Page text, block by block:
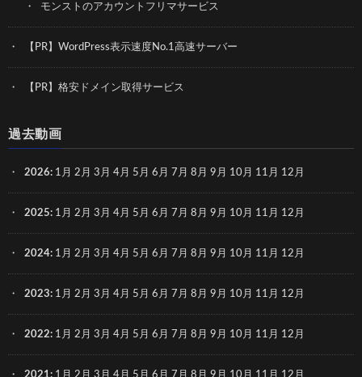
モンストのアカウントフリマサービス
【PR】WordPress表示速度No.1高速サーバー
【PR】格安ドメイン取得サービス
過去動画
2026: 1月 2月 3月 4月 5月 6月 7月 8月 9月 10月 11月 12月
2025: 1月 2月 3月 4月 5月 6月 7月 8月 9月 10月 11月 12月
2024: 1月 2月 3月 4月 5月 6月 7月 8月 9月 10月 11月 12月
2023: 1月 2月 3月 4月 5月 6月 7月 8月 9月 10月 11月 12月
2022: 1月 2月 3月 4月 5月 6月 7月 8月 9月 10月 11月 12月